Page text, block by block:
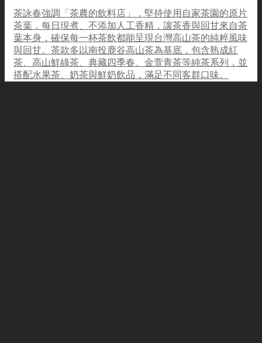
茶詠春強調「茶農的飲料店」，堅持使用自家茶園的原片
茶葉，每日現煮、不添加人工香精，讓茶香與回甘來自茶
葉本身，確保每一杯茶飲都能呈現台灣高山茶的純粹風味
與回甘。茶款多以南投鹿谷高山茶為基底，包含熟成紅
茶、高山鮮綠茶、典藏四季春、金萱青茶等純茶系列，並
搭配水果茶、奶茶與鮮奶飲品，滿足不同客群口味。